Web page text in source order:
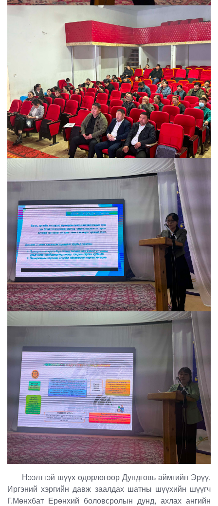
Нээлттэй шүүх өдөрлөгөөр Дундговь аймгийн Эрүү,
Иргэний хэргийн давж заалдах шатны шүүхийн шүүгч
Г.Мөнхбат Ерөнхий боловсролын дунд, ахлах ангийн